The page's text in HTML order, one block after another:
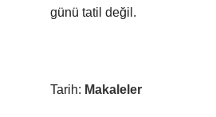
günü tatil değil.
Tarih: Makaleler